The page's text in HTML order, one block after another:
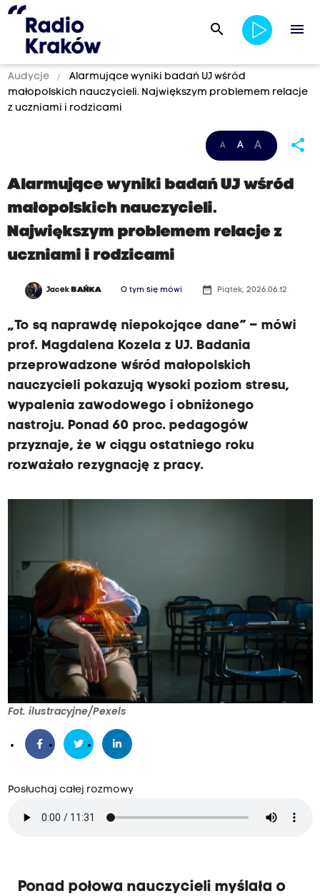
search menu
Audycje
Alarmujące wyniki badań UJ wśród
małopolskich nauczycieli. Największym problemem relacje
z uczniami i rodzicami
A A A share
Alarmujące wyniki badań UJ wśród
małopolskich nauczycieli.
Największym problemem relacje z
uczniami i rodzicami
Jacek BAŃKA O tym się mówi date_range Piątek, 2026.06.12
„To są naprawdę niepokojące dane” – mówi
prof. Magdalena Kozela z UJ. Badania
przeprowadzone wśród małopolskich
nauczycieli pokazują wysoki poziom stresu,
wypalenia zawodowego i obniżonego
nastroju. Ponad 60 proc. pedagogów
przyznaje, że w ciągu ostatniego roku
rozważało rezygnację z pracy.
Fot. ilustracyjne/Pexels
Posłuchaj całej rozmowy
Ponad połowa nauczycieli myślała o